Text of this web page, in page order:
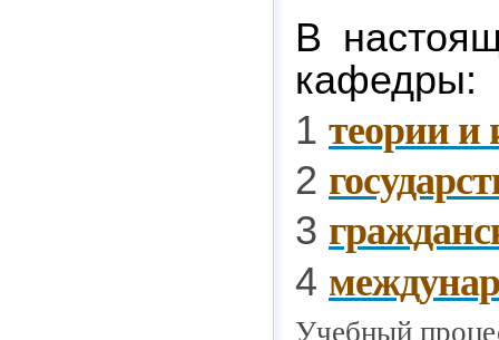
В
кафедры:
1 теории и
2
3
4
Учебный